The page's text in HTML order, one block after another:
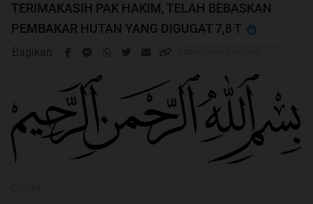
TERIMAKASIH PAK HAKIM, TELAH BEBASKAN
PEMBAKAR HUTAN YANG DIGUGAT 7,8 T
Bagikan